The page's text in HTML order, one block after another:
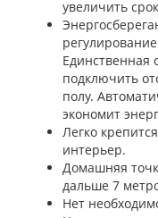
увеличить
Единственная
подключить
полу.
экономит
Легко
интерьер.
Домашняя
дальше 7
Нет